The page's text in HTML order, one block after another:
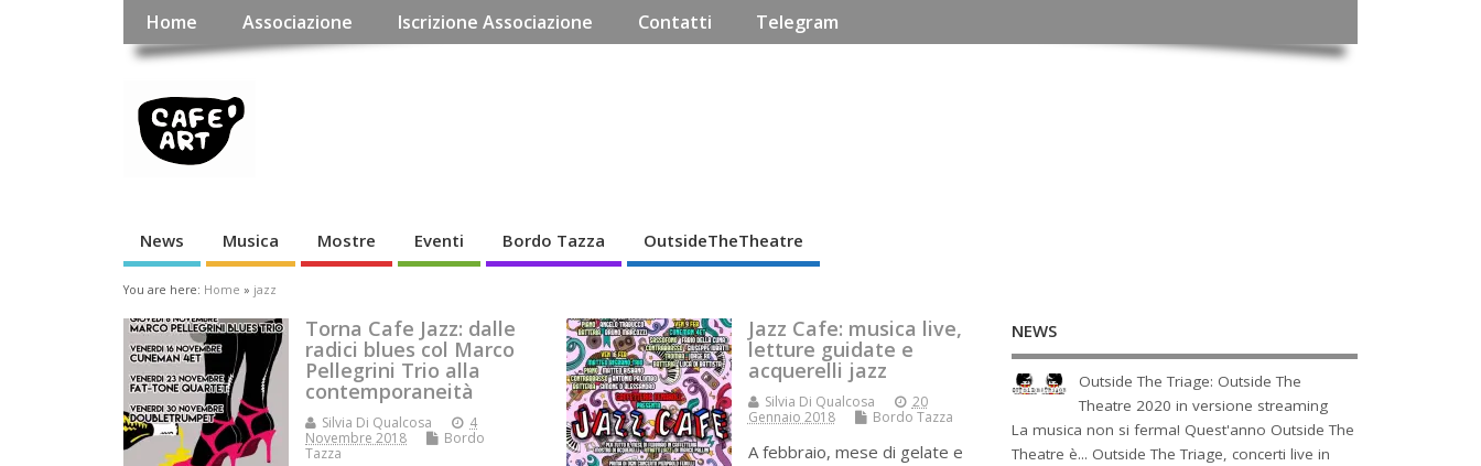
Home Associazione Iscrizione Associazione Contatti Telegram
News Musica Mostre Eventi Bordo Tazza OutsideTheTheatre
You are here: Home » jazz
Torna Cafe Jazz: dalle
radici blues col Marco
Pellegrini Trio alla
contemporaneità
Silvia Di Qualcosa
4
Novembre 2018
Bordo
Tazza
Jazz Cafe: musica live,
letture guidate e
acquerelli jazz
Silvia Di Qualcosa
20
Gennaio 2018
Bordo Tazza
A febbraio, mese di gelate e
NEWS
Outside The Triage: Outside The
Theatre 2020 in versione streaming
La musica non si ferma! Quest'anno Outside The
Theatre è... Outside The Triage, concerti live in